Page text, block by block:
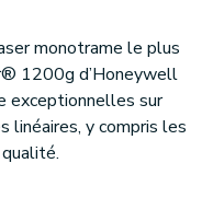
monotrame le plus
1200g d’Honeywell
exceptionnelles sur
linéaires, y compris les